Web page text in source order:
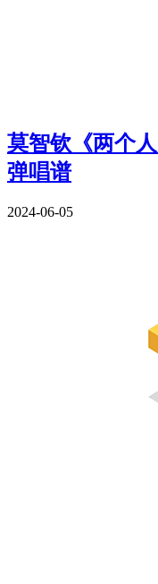
莫智钦《两个
弹唱谱
2024-06-05